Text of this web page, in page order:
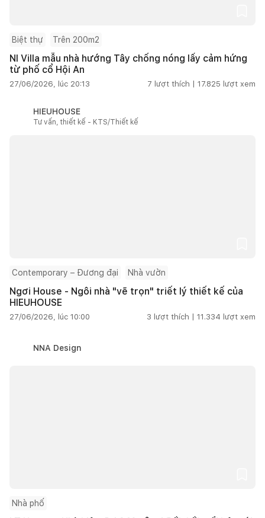
Biệt thự Trên 200m2
NI Villa mẫu nhà hướng Tây chống nóng lấy cảm hứng
từ phố cổ Hội An
27/06/2026, lúc 20:13 7 lượt thích | 17.825 lượt xem
HIEUHOUSE
Tư vấn, thiết kế - KTS/Thiết kế
Contemporary – Đương đại Nhà vườn
Ngơi House - Ngôi nhà "vẽ trọn" triết lý thiết kế của
HIEUHOUSE
27/06/2026, lúc 10:00 3 lượt thích | 11.334 lượt xem
NNA Design
Nhà phố